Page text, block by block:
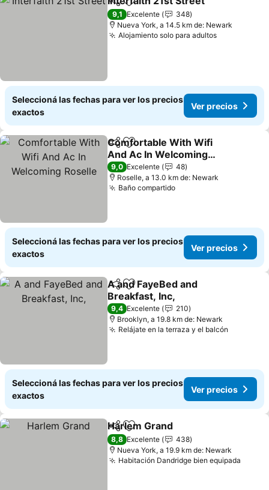
CompartirAñadir a favoritos
9,1 Excelente
348
Nueva York, a 14.5 km de: Newark
Alojamiento solo para adultosVer precios
Seleccioná las fechas para ver los precios
exactos
Ver precios
CompartirAñadir a favoritos
Comfortable With Wifi
And Ac In Welcoming
Roselle
Ver precios
9,0 Excelente
48
Roselle, a 13.0 km de: Newark
Baño compartidoVer precios
Seleccioná las fechas para ver los precios
exactos
Ver precios
CompartirAñadir a favoritos
A and FayeBed and
Breakfast, Inc,
Ver precios
9,4 Excelente
210
Brooklyn, a 19.8 km de: Newark
Relájate en la terraza y el balcón
Seleccioná las fechas para ver los precios
exactos
Ver precios
CompartirAñadir a favoritos
Harlem Grand
8,8 Excelente
438
Nueva York, a 19.9 km de: Newark
Habitación Dandridge bien equipada